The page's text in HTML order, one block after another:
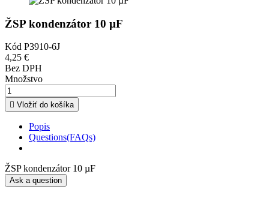
ŽSP kondenzátor 10 µF
Kód P3910-6J
4,25 €
Bez DPH
Množstvo
 Vložiť do košíka
Popis
Questions(FAQs)
ŽSP kondenzátor 10 µF
Ask a question